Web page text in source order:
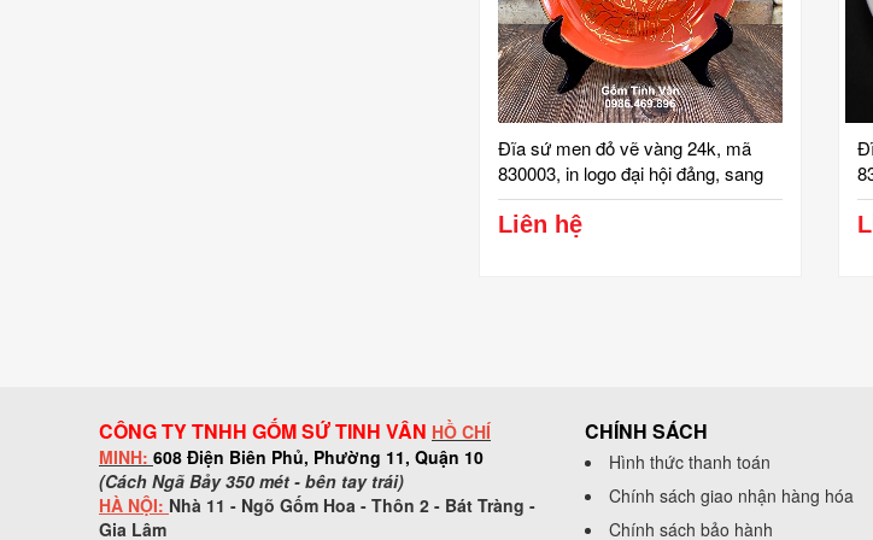
Đĩa sứ men đỏ vẽ vàng 24k, mã
830003, in logo đại hội đảng, sang
trọng, quà tặng gốm bát tràng cao
cấp
Liên hệ
CÔNG TY TNHH GỐM SỨ TINH VÂN HỒ CHÍ
MINH: 608 Điện Biên Phủ, Phường 11, Quận 10
(Cách Ngã Bảy 350 mét - bên tay trái)
HÀ NỘI: Nhà 11 - Ngõ Gốm Hoa - Thôn 2 - Bát Tràng -
Gia Lâm
CHÍNH SÁCH
Hình thức thanh toán
Chính sách giao nhận hàng hóa
Chính sách bảo hành